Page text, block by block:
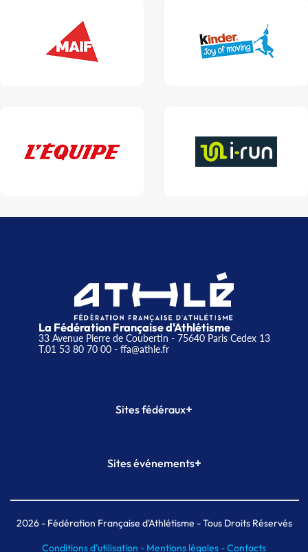
La Fédération Française d'Athlétisme
33 Avenue Pierre de Coubertin - 75640 Paris Cedex 13
T.01 53 80 70 00- ffa@athle.fr
Sites fédéraux+
Plateforme Formation
Sites événements+
Meeting de Paris indoor
MAIF Ekiden de Paris
2026- Fédération Française d'Athlétisme - Tous Droits Réservés
Conditions d'utilisation - Mentions légales -Contacts